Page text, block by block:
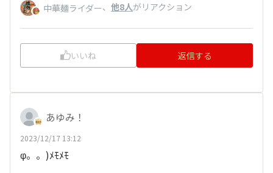
中華麺ライダー、 他8人がリアクション
いいね 返信する
あゆみ！
2023/12/17 13:12
φ。。)ﾒﾓﾒﾓ